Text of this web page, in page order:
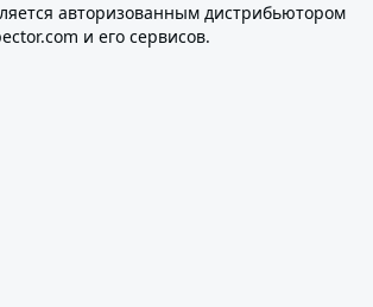
авторизованным дистрибьютором
и его сервисов.